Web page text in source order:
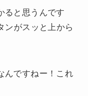
ると思うんです
ンがスッと上から
んですねー！これ